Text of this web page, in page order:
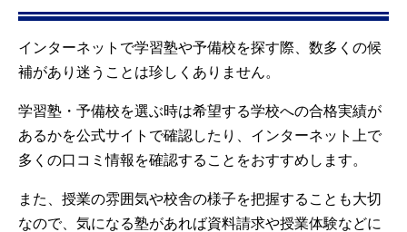
インターネットで学習塾や予備校を探す際、数多くの候
補があり迷うことは珍しくありません。
学習塾・予備校を選ぶ時は希望する学校への合格実績が
あるかを公式サイトで確認したり、インターネット上で
多くの口コミ情報を確認することをおすすめします。
また、授業の雰囲気や校舎の様子を把握することも大切
なので、気になる塾があれば資料請求や授業体験などに